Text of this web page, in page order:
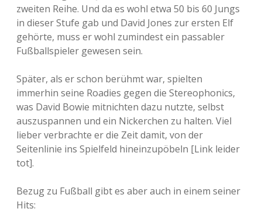
zweiten Reihe. Und da es wohl etwa 50 bis 60 Jungs
in dieser Stufe gab und David Jones zur ersten Elf
gehörte, muss er wohl zumindest ein passabler
Fußballspieler gewesen sein.
Später, als er schon berühmt war, spielten
immerhin seine Roadies gegen die Stereophonics,
was David Bowie mitnichten dazu nutzte, selbst
auszuspannen und ein Nickerchen zu halten. Viel
lieber verbrachte er die Zeit damit, von der
Seitenlinie ins Spielfeld hineinzupöbeln [Link leider
tot].
Bezug zu Fußball gibt es aber auch in einem seiner
Hits: